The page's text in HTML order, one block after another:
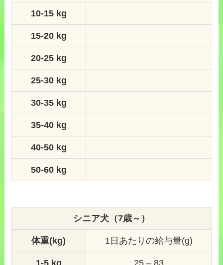
10-15 kg
15-20 kg
20-25 kg
25-30 kg
30-35 kg
35-40 kg
40-50 kg
50-60 kg
シニア犬（7歳～）
体重(kg) 1日あたりの給与量(g)
1-5 kg 25 – 83